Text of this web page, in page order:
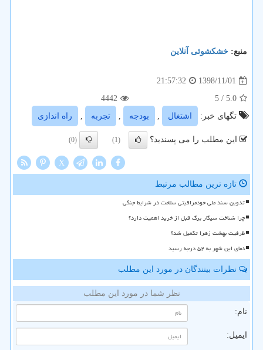
منبع: خشكشوئی آنلاین
1398/11/01
21:57:32
5.0
/ 5
4442
تگهای خبر:
اشتغال , بودجه , تجربه , راه اندازی
این مطلب را می پسندید؟ (1)
(0)
X
تازه ترین مطالب مرتبط
تدوین سند ملی خودمراقبتی سلامت در شرایط جنگی
چرا شناخت سیگار برگ قبل از خرید اهمیت دارد؟
ظرفیت بهشت زهرا تکمیل شد؟
دمای این شهر به ۵۲ درجه رسید
نظرات بینندگان در مورد این مطلب
نظر شما در مورد این مطلب
نام:
ایمیل: